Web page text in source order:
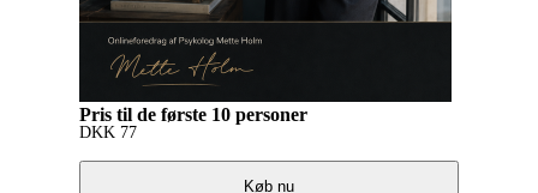
Pris til de første 10 personer
DKK 77
Køb nu